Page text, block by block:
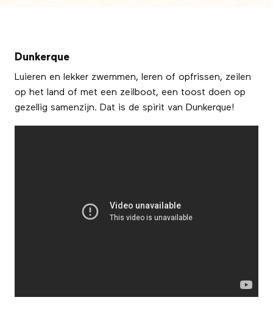
Dunkerque
Luieren en lekker zwemmen, leren of opfrissen, zeilen
op het land of met een zeilboot, een toost doen op
gezellig samenzijn. Dat is de spirit van Dunkerque!